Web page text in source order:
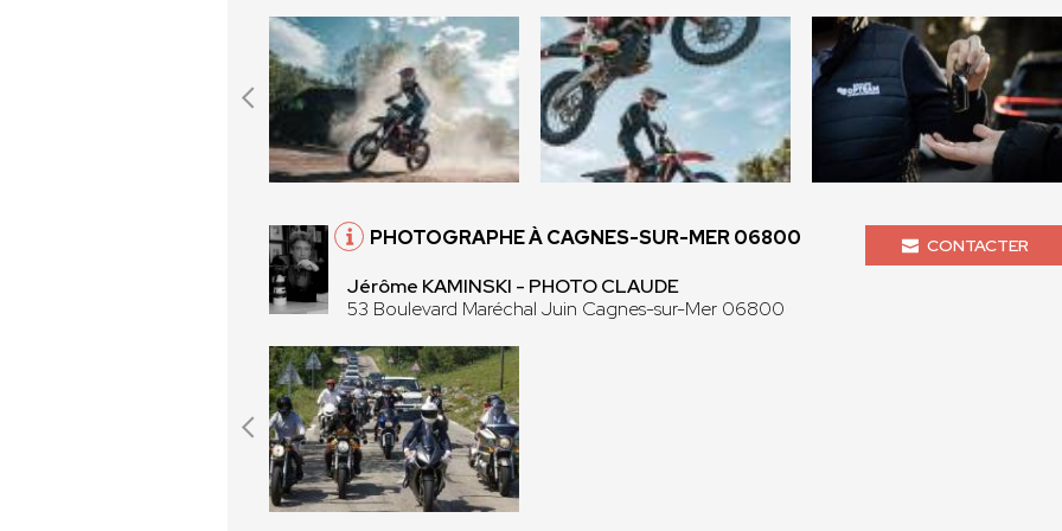
PHOTOGRAPHE À CAGNES-SUR-MER 06800
Jérôme KAMINSKI - PHOTO CLAUDE
53 Boulevard Maréchal Juin Cagnes-sur-Mer 06800
CONTACTER